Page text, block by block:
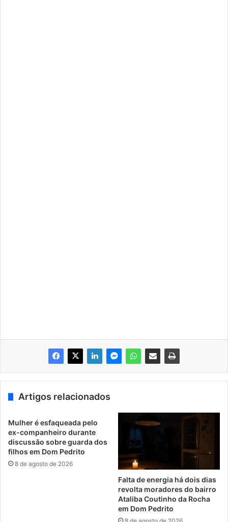
Artigos relacionados
Mulher é esfaqueada pelo
ex-companheiro durante
discussão sobre guarda dos
filhos em Dom Pedrito
8 de agosto de 2026
Falta de energia há dois dias
revolta moradores do bairro
Ataliba Coutinho da Rocha
em Dom Pedrito